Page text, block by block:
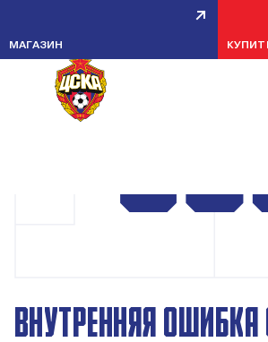
МАГАЗИН
ВНУТРЕННЯЯ ОШИБКА